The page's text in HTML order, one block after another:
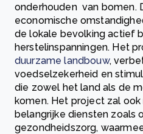
onderhouden van bomen.
economische
de lokale bevolking actief
herstelinspanningen. Het
duurzame landbouw,
voedselzekerheid en
die zowel het land als de
komen. Het project zal
belangrijke diensten zoals
gezondheidszorg,